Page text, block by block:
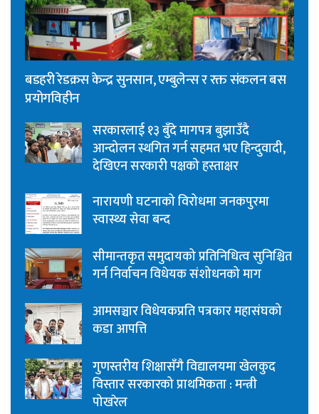
बडहरी रेडक्रस केन्द्र सुनसान, एम्बुलेन्स र रक्त संकलन बस
प्रयोगविहीन
सरकारलाई १३ बुँदे मागपत्र बुझाउँदै
आन्दोलन स्थगित गर्न सहमत भए हिन्दुवादी,
देखिएन सरकारी पक्षको हस्ताक्षर
नारायणी घटनाको विरोधमा जनकपुरमा
स्वास्थ्य सेवा बन्द
सीमान्तकृत समुदायको प्रतिनिधित्व सुनिश्चित
गर्न निर्वाचन विधेयक संशोधनको माग
आमसञ्चार विधेयकप्रति पत्रकार महासंघको
कडा आपत्ति
गुणस्तरीय शिक्षासँगै विद्यालयमा खेलकुद
विस्तार सरकारको प्राथमिकता : मन्त्री
पोखरेल